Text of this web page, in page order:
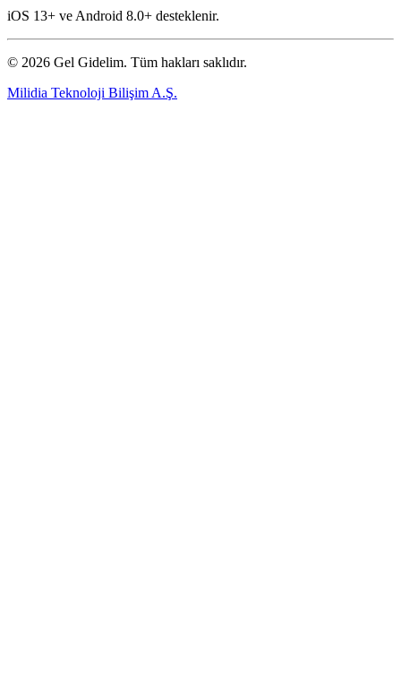
iOS 13+ ve Android 8.0+ desteklenir.
© 2026 Gel Gidelim. Tüm hakları saklıdır.
Milidia Teknoloji Bilişim A.Ş.